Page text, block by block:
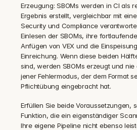
Erzeugung: SBOMs werden in CI als
Ergebnis erstellt, vergleichbar mit
Security und Compliance
Einlesen der SBOMs, ihre
Anfügen von VEX und die
Einreichung. Wenn diese beiden
sind, werden SBOMs erzeugt und
jener Fehlermodus, der dem Format
Pflichtübung eingebracht hat.
Erfüllen Sie beide Voraussetzungen,
Funktion, die ein eigenständiger
Ihre eigene Pipeline nicht ebenso